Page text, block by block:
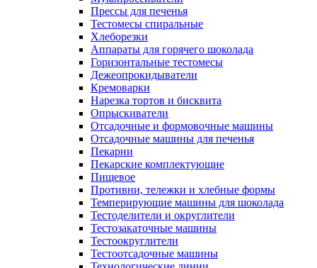
Прессы для печенья
Тестомесы спиральные
Хлеборезки
Аппараты для горячего шоколада
Горизонтальные тестомесы
Дежеопрокидыватели
Кремоварки
Нарезка тортов и бисквита
Опрыскиватели
Отсадочные и формовочные машины
Отсадочные машины для печенья
Пекарни
Пекарские комплектующие
Пищевое
Противни, тележки и хлебные формы
Темперирующие машины для шоколада
Тестоделители и округлители
Тестозакаточные машины
Тестоокруглители
Тестоотсадочные машины